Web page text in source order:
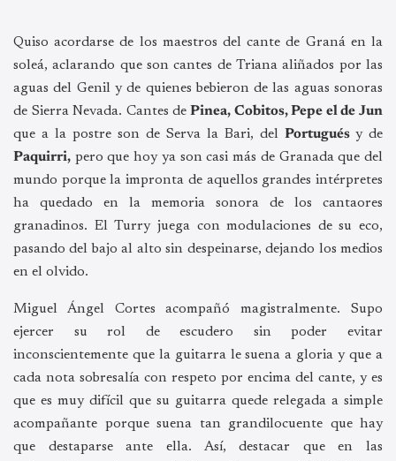
Quiso acordarse de los maestros del cante de Graná en la
soleá, aclarando que son cantes de Triana aliñados por las
aguas del Genil y de quienes bebieron de las aguas sonoras
de Sierra Nevada. Cantes de Pinea, Cobitos, Pepe el de Jun
que a la postre son de Serva la Bari, del Portugués y de
Paquirri, pero que hoy ya son casi más de Granada que del
mundo porque la impronta de aquellos grandes intérpretes
ha quedado en la memoria sonora de los cantaores
granadinos. El Turry juega con modulaciones de su eco,
pasando del bajo al alto sin despeinarse, dejando los medios
en el olvido.
Miguel Ángel Cortes acompañó magistralmente. Supo
ejercer su rol de escudero sin poder evitar
inconscientemente que la guitarra le suena a gloria y que a
cada nota sobresalía con respeto por encima del cante, y es
que es muy difícil que su guitarra quede relegada a simple
acompañante porque suena tan grandilocuente que hay
que destaparse ante ella. Así, destacar que en las